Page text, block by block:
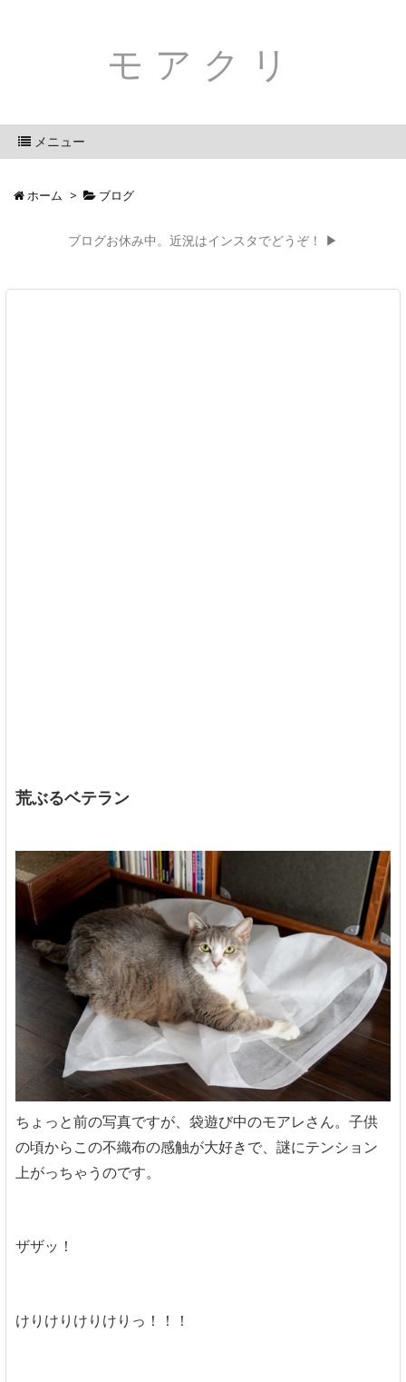
モアクリ
メニュー
ホーム > ブログ
ブログお休み中。近況はインスタでどうぞ！ ▶
荒ぶるベテラン
ちょっと前の写真ですが、袋遊び中のモアレさん。子供
の頃からこの不織布の感触が大好きで、謎にテンション
上がっちゃうのです。
ザザッ！
けりけりけりけりっ！！！